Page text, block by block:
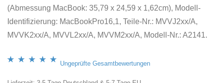
(Abmessung MacBook: 35,79 x 24,59 x 1,62cm), Modell-
Identifizierung: MacBookPro16,1, Teile-Nr.: MVVJ2xx/A,
MVVK2xx/A, MVVL2xx/A, MVVM2xx/A, Modell-Nr.: A2141.
Ungeprüfte Gesamtbewertungen